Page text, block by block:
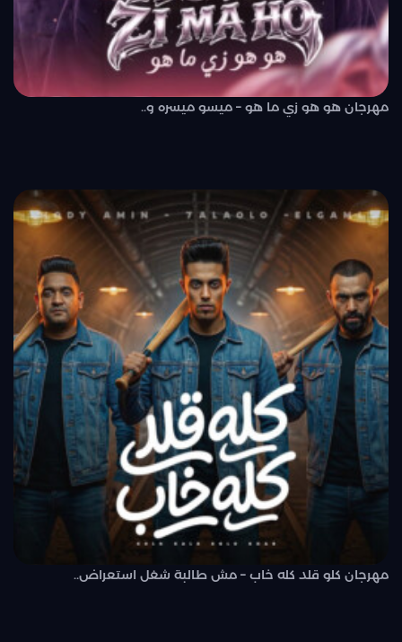
مهرجان هو هو زي ما هو – ميسو ميسره و..
مهرجان كلو قلد كله خاب – مش طالبة شغل استعراض..